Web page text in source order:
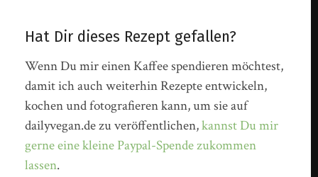
Hat Dir dieses Rezept gefallen?
Wenn Du mir einen Kaffee spendieren möchtest,
damit ich auch weiterhin Rezepte entwickeln,
kochen und fotografieren kann, um sie auf
dailyvegan.de zu veröffentlichen,kannst Du mir
gerne eine kleine Paypal-Spende zukommen
lassen.